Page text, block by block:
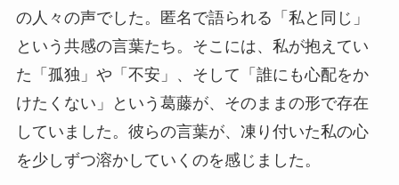
の人々の声でした。匿名で語られる「私と同じ」
という共感の言葉たち。そこには、私が抱えてい
た「孤独」や「不安」、そして「誰にも心配をか
けたくない」という葛藤が、そのままの形で存在
していました。彼らの言葉が、凍り付いた私の心
を少しずつ溶かしていくのを感じました。